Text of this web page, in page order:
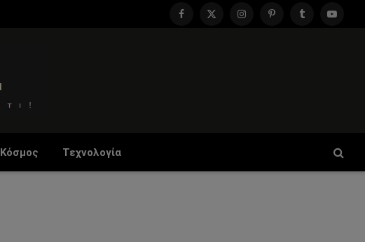
Facebook
X
InstagramPinterestTumblr
Κόσμος Τεχνολογία